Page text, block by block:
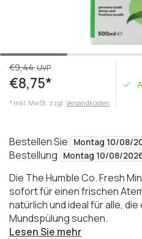
€9,44UVP
€8,75*
* Inkl. MwSt. zzgl. Versandkosten
Bestellen Sie Montag 10/08/
Bestellung
Montag 10/08/
Die The Humble Co. Fresh
sofort für einen frischen
natürlich und ideal für alle,
Mundspülung suchen.
Lesen Sie mehr